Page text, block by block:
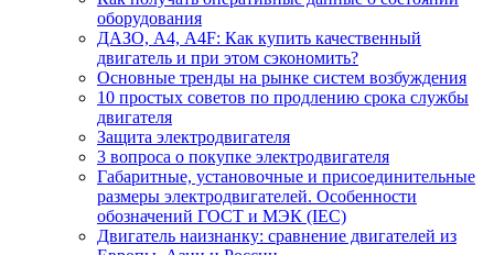
оборудования
ДАЗО, А4, А4F: Как купить качественный
двигатель и при этом сэкономить?
Основные тренды на рынке систем возбуждения
10 простых советов по продлению срока службы
двигателя
Защита электродвигателя
3 вопроса о покупке электродвигателя
Габаритные, установочные и присоединительные
размеры электродвигателей. Особенности
обозначений ГОСТ и МЭК (IEC)
Двигатель наизнанку: сравнение двигателей из